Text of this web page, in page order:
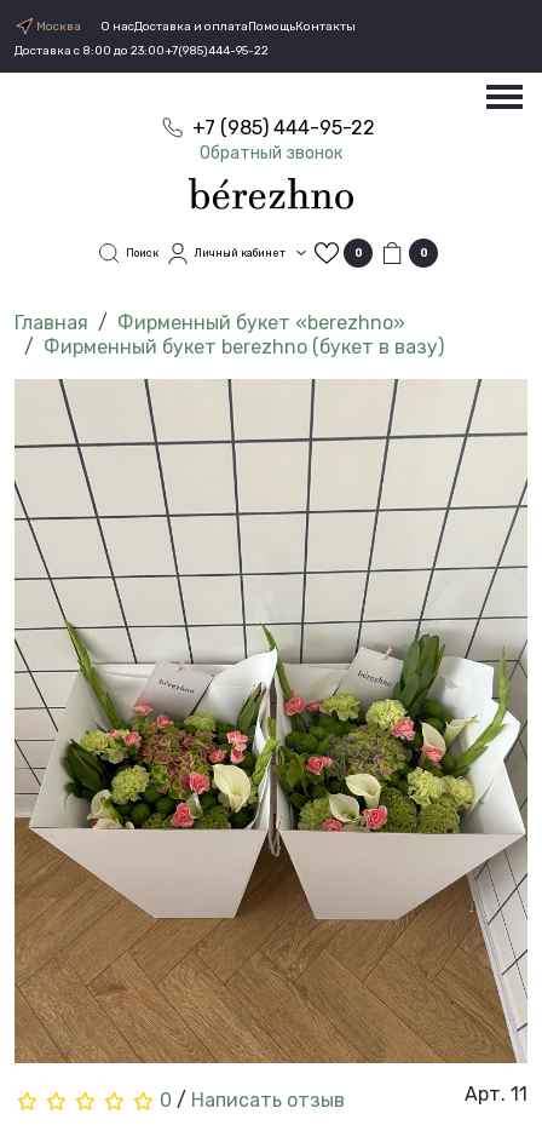
Москва О насДоставка и оплатаПомощьКонтакты
Доставка с 8:00 до 23:00+7(985)444-95-22
+7 (985) 444-95-22
Обратный звонок
Поиск Личный кабинет 0 0
Фирменный букет «berezhno»
Фирменный букет berezhno (букет в вазу)
0 / Написать отзыв Арт. 11